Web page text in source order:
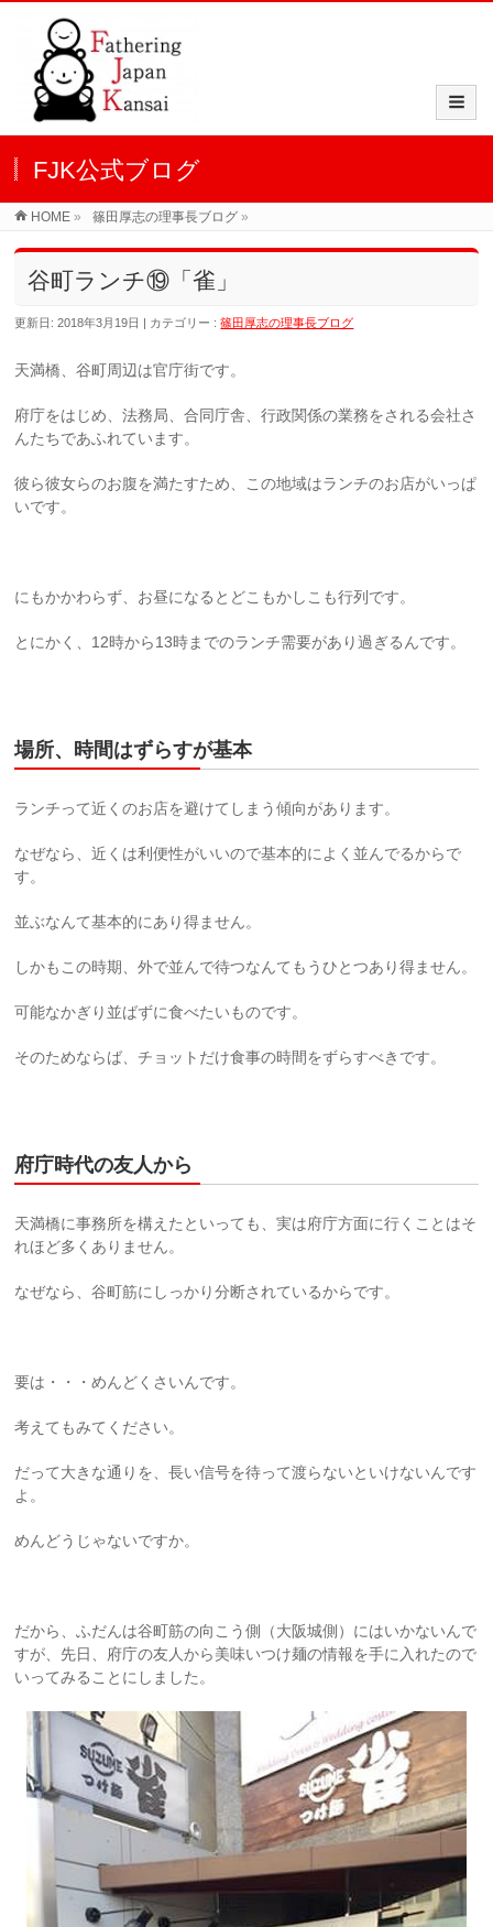
FJK公式ブログ
HOME » 篠田厚志の理事長ブログ »
谷町ランチ⑲「雀」
更新日: 2018年3月19日 カテゴリー :篠田厚志の理事長ブログ
天満橋、谷町周辺は官庁街です。
府庁をはじめ、法務局、合同庁舎、行政関係の業務をされる会社さ
んたちであふれています。
彼ら彼女らのお腹を満たすため、この地域はランチのお店がいっぱ
いです。
にもかかわらず、お昼になるとどこもかしこも行列です。
とにかく、12時から13時までのランチ需要があり過ぎるんです。
場所、時間はずらすが基本
ランチって近くのお店を避けてしまう傾向があります。
なぜなら、近くは利便性がいいので基本的によく並んでるからで
す。
並ぶなんて基本的にあり得ません。
しかもこの時期、外で並んで待つなんてもうひとつあり得ません。
可能なかぎり並ばずに食べたいものです。
そのためならば、チョットだけ食事の時間をずらすべきです。
府庁時代の友人から
天満橋に事務所を構えたといっても、実は府庁方面に行くことはそ
れほど多くありません。
なぜなら、谷町筋にしっかり分断されているからです。
要は・・・めんどくさいんです。
考えてもみてください。
だって大きな通りを、長い信号を待って渡らないといけないんです
よ。
めんどうじゃないですか。
だから、ふだんは谷町筋の向こう側（大阪城側）にはいかないんで
すが、先日、府庁の友人から美味いつけ麺の情報を手に入れたので
いってみることにしました。